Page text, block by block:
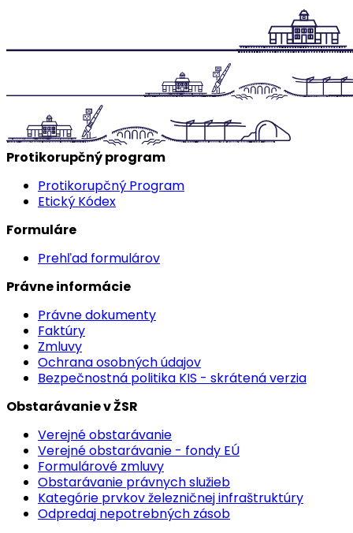
Protikorupčný program
Protikorupčný Program
Etický Kódex
Formuláre
Prehľad formulárov
Právne informácie
Právne dokumenty
Faktúry
Zmluvy
Ochrana osobných údajov
Bezpečnostná politika KIS - skrátená verzia
Obstarávanie v ŽSR
Verejné obstarávanie
Verejné obstarávanie - fondy EÚ
Formulárové zmluvy
Obstarávanie právnych služieb
Kategórie prvkov železničnej infraštruktúry
Odpredaj nepotrebných zásob